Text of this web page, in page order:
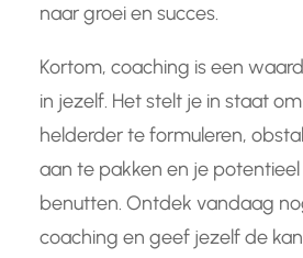
naar groei en succes.
Kortom, coaching is een
in jezelf. Het stelt je in staat
helderder te formuleren,
aan te pakken en je
benutten. Ontdek vandaag
coaching en geef jezelf de